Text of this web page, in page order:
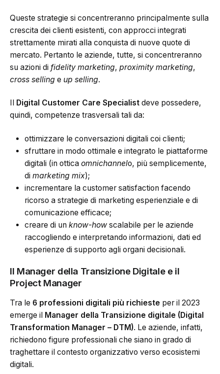
Queste strategie si concentreranno principalmente sulla
crescita dei clienti esistenti, con approcci integrati
strettamente mirati alla conquista di nuove quote di
mercato. Pertanto le aziende, tutte, si concentreranno
su azioni di fidelity marketing, proximity marketing,
cross selling e up selling.
Digital Customer Care Specialist deve possedere,
quindi, competenze trasversali tali da:
ottimizzare le conversazioni digitali coi clienti;
sfruttare in modo ottimale e integrato le piattaforme
digitali (in ottica omnichannelo, più semplicemente,
di marketing mix);
incrementare la customer satisfaction facendo
ricorso a strategie di marketing esperienziale e di
comunicazione efficace;
creare di un know-how scalabile per le aziende
raccogliendo e interpretando informazioni, dati ed
esperienze di supporto agli organi decisionali.
Il Manager della Transizione Digitale e il
Project Manager
Tra le 6 professioni digitali più richieste per il 2023
emerge il Manager della Transizione digitale (Digital
Transformation Manager – DTM). Le aziende, infatti,
richiedono figure professionali che siano in grado di
traghettare il contesto organizzativo verso ecosistemi
digitali.